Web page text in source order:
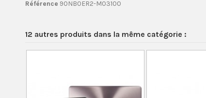
Référence 90NB0ER2-M03100
12 autres produits dans la même catégorie :